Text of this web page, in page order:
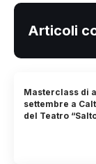
Articoli
Masterclass di
settembre a
del Teatro